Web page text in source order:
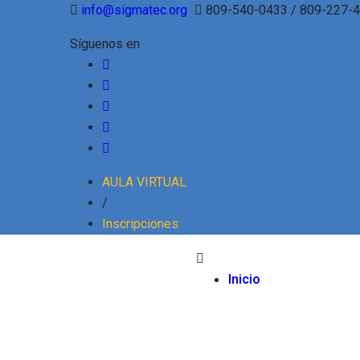
info@sigmatec.org 809-540-0433 / 809-227-
Síguenos en
AULA VIRTUAL
/
Inscripciones
Inicio